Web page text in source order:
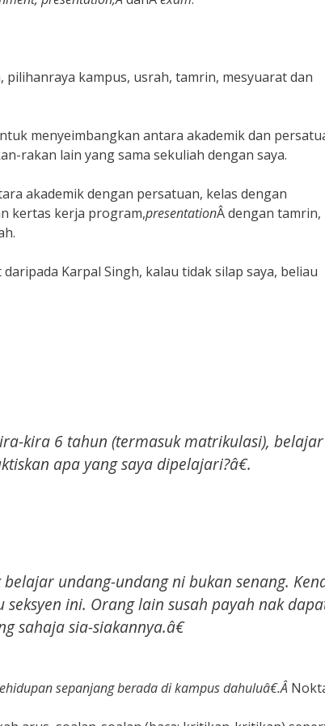
kampus, usrah, tamrin, mesyuarat dan
menyeimbangkan antara akademik dan
rakan lain yang sama sekuliah dengan saya.
akademik dengan persatuan, kelas dengan
kertas kerja program,presentationÂ dengan tamrin,
Karpal Singh, kalau tidak silap saya, beliau
kira 6 tahun (termasuk matrikulasi), belajar
apa yang saya dipelajari?â€.
undang-undang ni bukan senang.
ini. Orang lain susah payah nak
sahaja sia-siakannya.â€
sepanjang berada di kampus dahuluâ€.Â